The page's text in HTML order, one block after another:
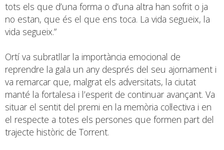
tots els que d’una forma o d’una altra han sofrit o ja
no estan, que és el que ens toca. La vida segueix, la
vida segueix.”
Ortí va subratllar la importància emocional de
reprendre la gala un any després del seu ajornament i
va remarcar que, malgrat els adversitats, la ciutat
manté la fortalesa i l’esperit de continuar avançant. Va
situar el sentit del premi en la memòria col·lectiva i en
el respecte a totes els persones que formen part del
trajecte històric de Torrent.